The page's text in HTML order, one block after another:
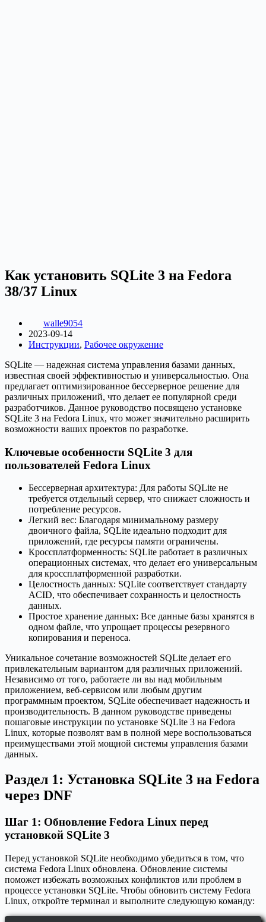
Как установить SQLite 3 на Fedora
38/37 Linux
walle9054
2023-09-14
Инструкции, Рабочее окружение
SQLite — надежная система управления базами данных,
известная своей эффективностью и универсальностью. Она
предлагает оптимизированное бессерверное решение для
различных приложений, что делает ее популярной среди
разработчиков. Данное руководство посвящено установке
SQLite 3 на Fedora Linux, что может значительно расширить
возможности ваших проектов по разработке.
Ключевые особенности SQLite 3 для
пользователей Fedora Linux
Бессерверная архитектура: Для работы SQLite не
требуется отдельный сервер, что снижает сложность и
потребление ресурсов.
Легкий вес: Благодаря минимальному размеру
двоичного файла, SQLite идеально подходит для
приложений, где ресурсы памяти ограничены.
Кроссплатформенность: SQLite работает в различных
операционных системах, что делает его универсальным
для кроссплатформенной разработки.
Целостность данных: SQLite соответствует стандарту
ACID, что обеспечивает сохранность и целостность
данных.
Простое хранение данных: Все данные базы хранятся в
одном файле, что упрощает процессы резервного
копирования и переноса.
Уникальное сочетание возможностей SQLite делает его
привлекательным вариантом для различных приложений.
Независимо от того, работаете ли вы над мобильным
приложением, веб-сервисом или любым другим
программным проектом, SQLite обеспечивает надежность и
производительность. В данном руководстве приведены
пошаговые инструкции по установке SQLite 3 на Fedora
Linux, которые позволят вам в полной мере воспользоваться
преимуществами этой мощной системы управления базами
данных.
Раздел 1: Установка SQLite 3 на Fedora
через DNF
Шаг 1: Обновление Fedora Linux перед
установкой SQLite 3
Перед установкой SQLite необходимо убедиться в том, что
система Fedora Linux обновлена. Обновление системы
поможет избежать возможных конфликтов или проблем в
процессе установки SQLite. Чтобы обновить систему Fedora
Linux, откройте терминал и выполните следующую команду: